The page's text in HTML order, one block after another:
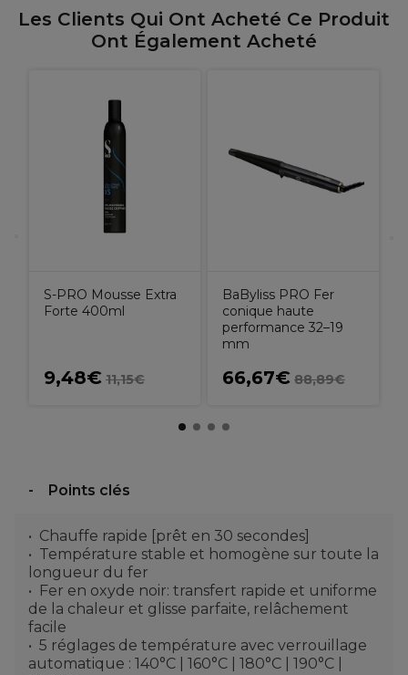
Les Clients Qui Ont Acheté Ce Produit
Ont Également Acheté
S-PRO Mousse Extra
Forte 400ml
9,48€ 11,15€
BaByliss PRO Fer
conique haute
performance 32–19
mm
66,67€ 88,89€
Points clés
Chauffe rapide [prêt en 30 secondes]
Température stable et homogène sur toute la
longueur du fer
Fer en oxyde noir: transfert rapide et uniforme
de la chaleur et glisse parfaite, relâchement
facile
5 réglages de température avec verrouillage
automatique : 140°C | 160°C | 180°C | 190°C |